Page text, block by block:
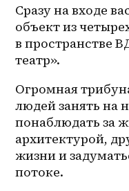
Сразу на входе
объект из
в пространстве
театр».
Огромная
людей занять на
понаблюдать за
архитектурой,
жизни и
потоке.